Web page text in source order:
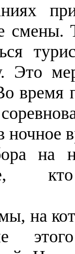
смены.
Это
время
на
кто
на